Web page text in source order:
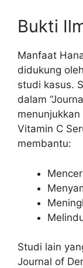
Bukti
Manfaat
didukung
studi kasus.
dalam
Vitamin C
membantu:
Studi lain
Journal of